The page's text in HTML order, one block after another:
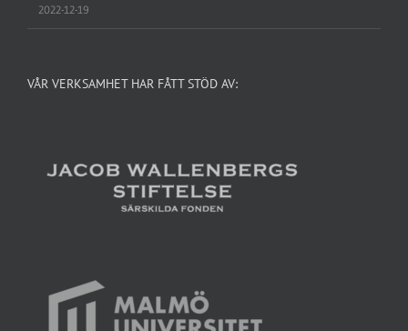
2022-12-19
VÅR VERKSAMHET HAR FÅTT STÖD AV: